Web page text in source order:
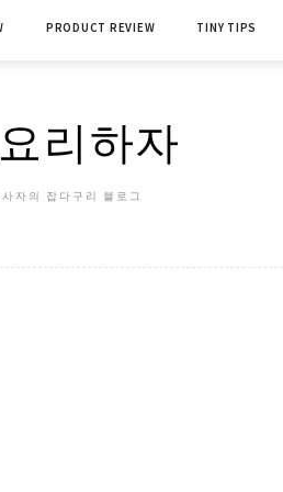
PRODUCT REVIEW TINY TIPS
리하자
자의 잡다구리 블로그